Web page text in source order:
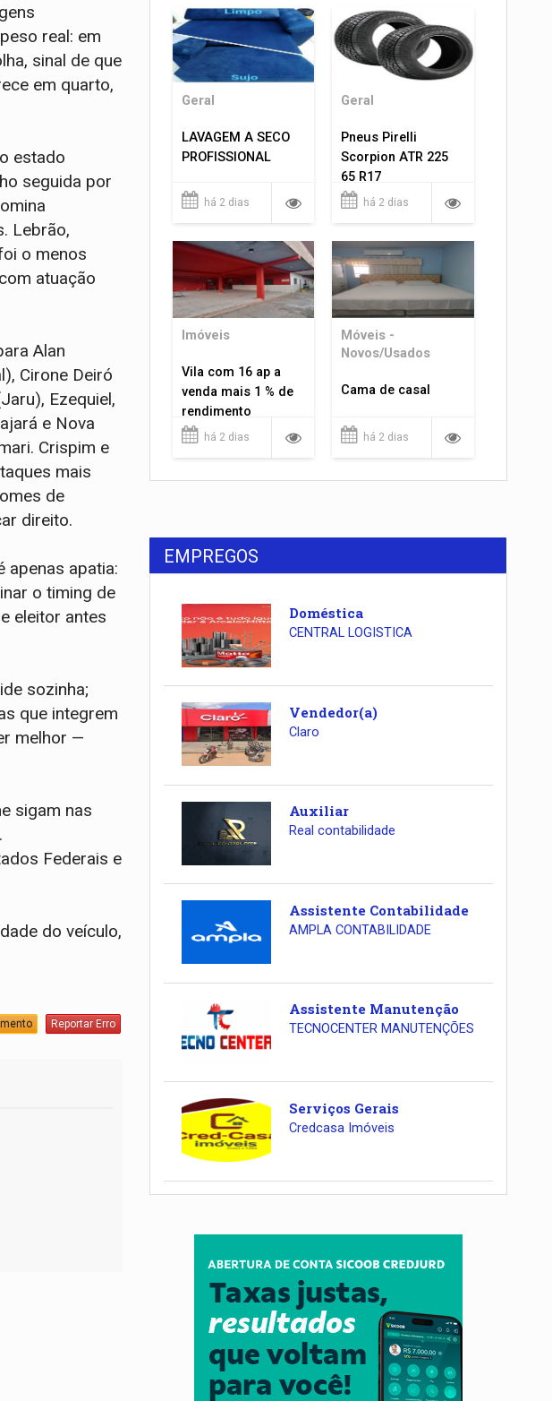
real: em
sinal de que
em quarto,
estado
seguida por
Lebrão,
o menos
atuação
Alan
Cirone Deiró
Ezequiel,
e Nova
Crispim e
mais
de
direito.
apenas apatia:
o timing de
eleitor antes
sozinha;
que integrem
melhor —
sigam nas
Federais e
do veículo,
Reportar Erro
Geral
LAVAGEM A SECO
PROFISSIONAL
há 2 dias
Geral
Pneus Pirelli
Scorpion ATR 225
65 R17
há 2 dias
Imóveis
Vila com 16 ap a
venda mais 1 % de
rendimento
há 2 dias
Móveis -
Novos/Usados
Cama de casal
há 2 dias
EMPREGOS
Doméstica
CENTRAL LOGISTICA
Vendedor(a)
Claro
Auxiliar
Real contabilidade
Assistente Contabilidade
AMPLA CONTABILIDADE
Assistente Manutenção
TECNOCENTER MANUTENÇÕES
Serviços Gerais
Credcasa Imóveis